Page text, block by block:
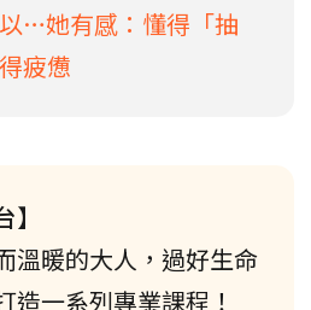
…她有感：懂得「抽
疲憊
溫暖的大人，過好生命
造一系列專業課程！